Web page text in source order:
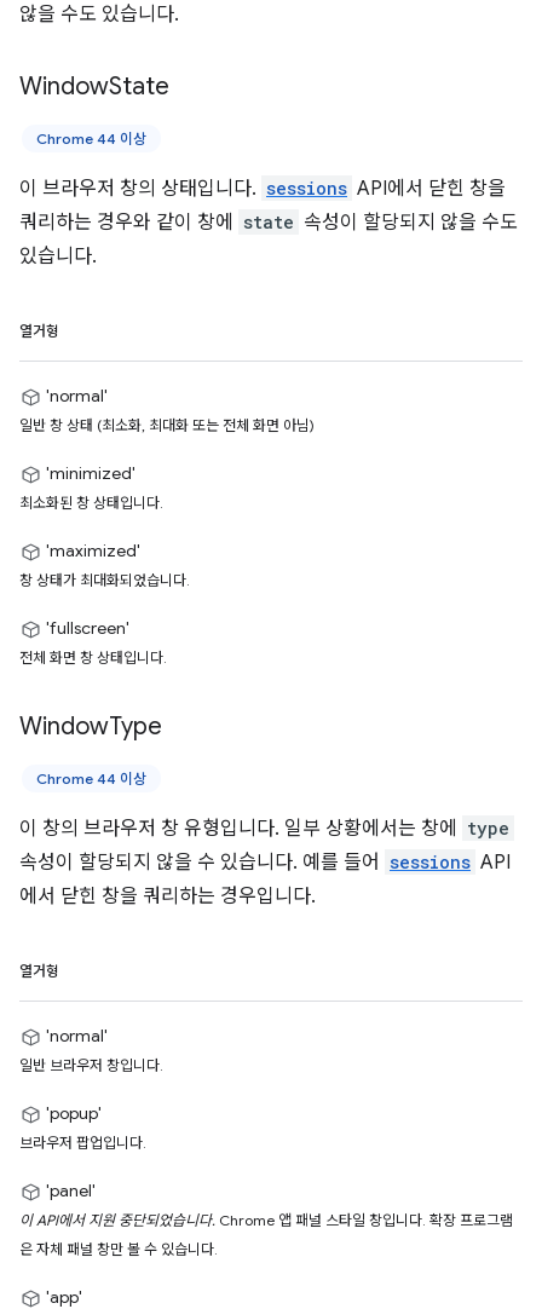
않을 수도 있습니다.
WindowState
Chrome 44 이상
이 브라우저 창의 상태입니다. sessions API에서 닫힌 창을
쿼리하는 경우와 같이 창에
state 속성이 할당되지 않을 수도
있습니다.
열거형
'normal'
일반 창 상태 (최소화, 최대화 또는 전체 화면 아님)
'minimized'
최소화된 창 상태입니다.
'maximized'
창 상태가 최대화되었습니다.
'fullscreen'
전체 화면 창 상태입니다.
WindowType
Chrome 44 이상
이 창의 브라우저 창 유형입니다. 일부 상황에서는 창에 type
속성이 할당되지 않을 수 있습니다. 예를 들어 sessions API
에서 닫힌 창을 쿼리하는 경우입니다.
열거형
'normal'
일반 브라우저 창입니다.
'popup'
브라우저 팝업입니다.
'panel'
이 API에서 지원 중단되었습니다. Chrome 앱 패널 스타일 창입니다. 확장 프로그램
은 자체 패널 창만 볼 수 있습니다.
'app'